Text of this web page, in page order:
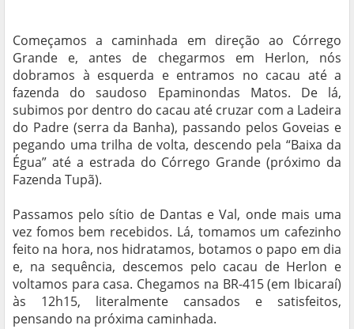
Começamos a caminhada em direção ao Córrego
Grande e, antes de chegarmos em Herlon, nós
dobramos à esquerda e entramos no cacau até a
fazenda do saudoso Epaminondas Matos. De lá,
subimos por dentro do cacau até cruzar com a Ladeira
do Padre (serra da Banha), passando pelos Goveias e
pegando uma trilha de volta, descendo pela “Baixa da
Égua” até a estrada do Córrego Grande (próximo da
Fazenda Tupã).
Passamos pelo sítio de Dantas e Val, onde mais uma
vez fomos bem recebidos. Lá, tomamos um cafezinho
feito na hora, nos hidratamos, botamos o papo em dia
e, na sequência, descemos pelo cacau de Herlon e
voltamos para casa. Chegamos na BR-415 (em Ibicaraí)
às 12h15, literalmente cansados e satisfeitos,
pensando na próxima caminhada.